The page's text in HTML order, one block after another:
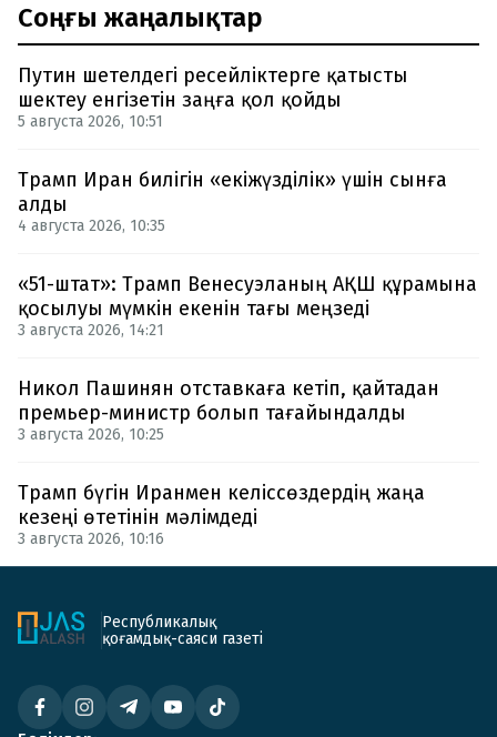
Соңғы жаңалықтар
Путин шетелдегі ресейліктерге қатысты
шектеу енгізетін заңға қол қойды
5 августа 2026, 10:51
Трамп Иран билігін «екіжүзділік» үшін сынға
алды
4 августа 2026, 10:35
«51-штат»: Трамп Венесуэланың АҚШ құрамына
қосылуы мүмкін екенін тағы меңзеді
3 августа 2026, 14:21
Никол Пашинян отставкаға кетіп, қайтадан
премьер-министр болып тағайындалды
3 августа 2026, 10:25
Трамп бүгін Иранмен келіссөздердің жаңа
кезеңі өтетінін мәлімдеді
3 августа 2026, 10:16
Республикалық
қоғамдық-саяси газеті